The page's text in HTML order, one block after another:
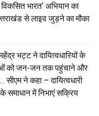
भारत’ अभियान का
से लाइव जुड़ने का मौका
भट्ट ने दायित्वधारियों के
को जन-जन तक पहुंचाने और
ने कहा – दायित्वधारी
में निभाएं सक्रिय